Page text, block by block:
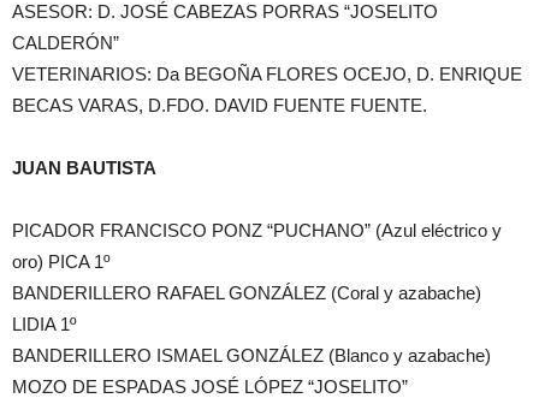
ASESOR: D. JOSÉ CABEZAS PORRAS “JOSELITO
CALDERÓN”
VETERINARIOS: Da BEGOÑA FLORES OCEJO, D. ENRIQUE
BECAS VARAS, D.FDO. DAVID FUENTE FUENTE.
JUAN BAUTISTA
PICADOR FRANCISCO PONZ “PUCHANO” (Azul eléctrico y
oro) PICA 1º
BANDERILLERO RAFAEL GONZÁLEZ (Coral y azabache)
LIDIA 1º
BANDERILLERO ISMAEL GONZÁLEZ (Blanco y azabache)
MOZO DE ESPADAS JOSÉ LÓPEZ “JOSELITO”